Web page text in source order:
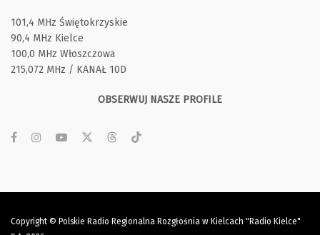
101,4 MHz Świętokrzyskie
90,4 MHz Kielce
100,0 MHz Włoszczowa
215,072 MHz / KANAŁ 10D
OBSERWUJ NASZE PROFILE
Copyright © Polskie Radio Regionalna Rozgłośnia w Kielcach "Radio Kielce"